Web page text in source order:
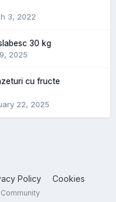
3, 2022
30 kg
2025
cu fructe
22, 2025
Policy Cookies